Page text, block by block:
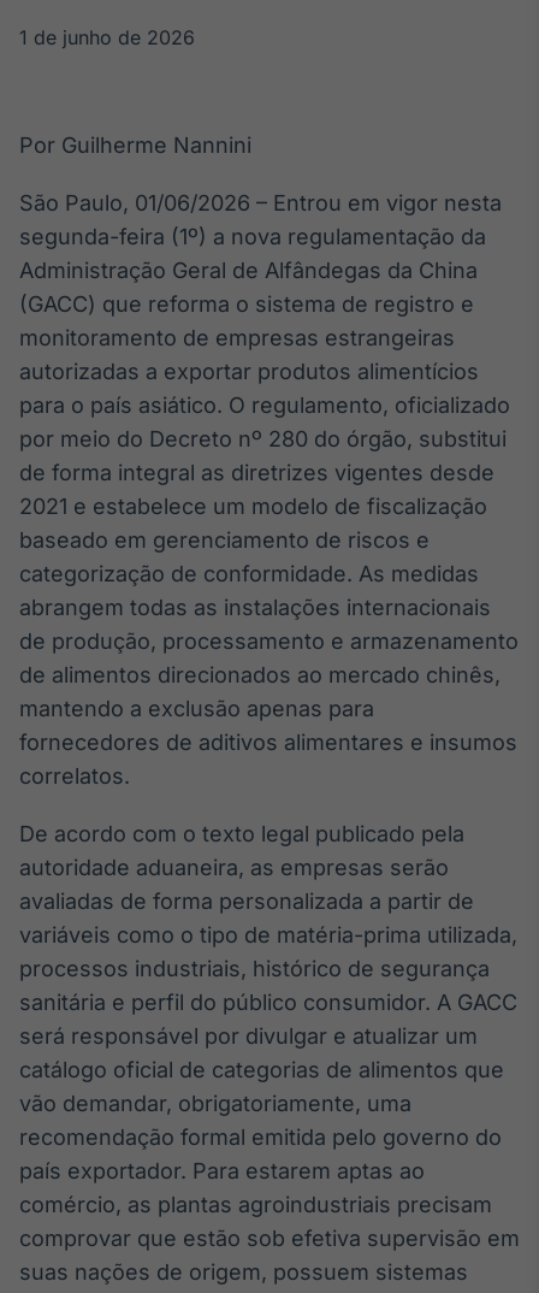
Broadcast
White Label
Plataforma para
conteúdos
Soluções de Dados
e Conteúdos
Broadcast
OTC
Plataforma para
negociação de
ativos
Broadcast
Datafeed
APIs para
integração de
dados
Cotações e
headlines de
notícias
Broadcast
Widgets
Componentes
para conteúdos e
funcionalidades
Broadcast
Conteúdos e
dados para
displays e telas
1 de junho de 2026
Por Guilherme Nannini
São Paulo, 01/06/2026 – Entrou em vigor nesta
segunda-feira (1º) a nova regulamentação da
Administração Geral de Alfândegas da China
(GACC) que reforma o sistema de registro e
monitoramento de empresas estrangeiras
autorizadas a exportar produtos alimentícios
para o país asiático. O regulamento, oficializado
por meio do Decreto nº 280 do órgão, substitui
de forma integral as diretrizes vigentes desde
2021 e estabelece um modelo de fiscalização
baseado em gerenciamento de riscos e
categorização de conformidade. As medidas
abrangem todas as instalações internacionais
de produção, processamento e armazenamento
de alimentos direcionados ao mercado chinês,
mantendo a exclusão apenas para
fornecedores de aditivos alimentares e insumos
correlatos.
De acordo com o texto legal publicado pela
autoridade aduaneira, as empresas serão
avaliadas de forma personalizada a partir de
variáveis como o tipo de matéria-prima utilizada,
processos industriais, histórico de segurança
sanitária e perfil do público consumidor. A GACC
será responsável por divulgar e atualizar um
catálogo oficial de categorias de alimentos que
vão demandar, obrigatoriamente, uma
recomendação formal emitida pelo governo do
país exportador. Para estarem aptas ao
comércio, as plantas agroindustriais precisam
comprovar que estão sob efetiva supervisão em
suas nações de origem, possuem sistemas